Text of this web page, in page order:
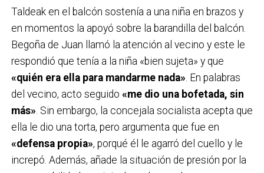
Taldeak en el balcón sostenía a una niña en brazos y
en momentos la apoyó sobre la barandilla del balcón.
Begoña de Juan llamó la atención al vecino y este le
respondió que tenía a la niña «bien sujeta» y que
«quién era ella para mandarme nada» . En palabras
del vecino, acto seguido «me dio una bofetada, sin
más» . Sin embargo, la concejala socialista acepta que
ella le dio una torta, pero argumenta que fue en
«defensa propia», porqué él le agarró del cuello y le
increpó. Además, añade la situación de presión por la